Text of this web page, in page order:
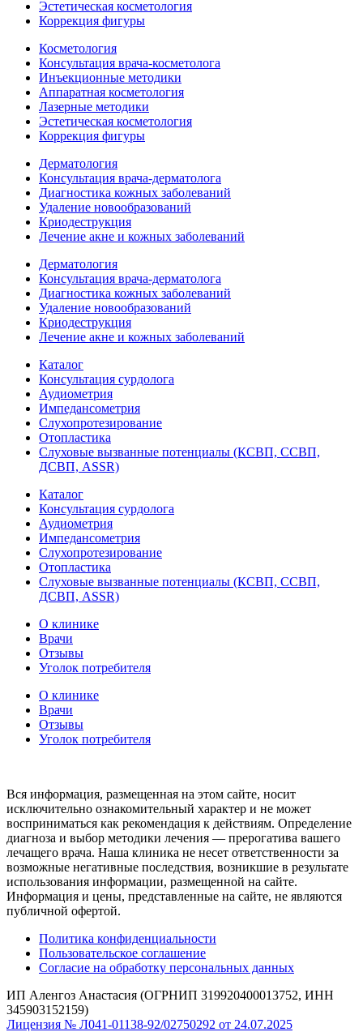
Эстетическая косметология
Коррекция фигуры
Косметология
Консультация врача-косметолога
Инъекционные методики
Аппаратная косметология
Лазерные методики
Эстетическая косметология
Коррекция фигуры
Дерматология
Консультация врача-дерматолога
Диагностика кожных заболеваний
Удаление новообразований
Криодеструкция
Лечение акне и кожных заболеваний
Дерматология
Консультация врача-дерматолога
Диагностика кожных заболеваний
Удаление новообразований
Криодеструкция
Лечение акне и кожных заболеваний
Каталог
Консультация сурдолога
Аудиометрия
Импедансометрия
Слухопротезирование
Отопластика
Слуховые вызванные потенциалы (КСВП, ССВП,
ДСВП, ASSR)
Каталог
Консультация сурдолога
Аудиометрия
Импедансометрия
Слухопротезирование
Отопластика
Слуховые вызванные потенциалы (КСВП, ССВП,
ДСВП, ASSR)
О клинике
Врачи
Отзывы
Уголок потребителя
О клинике
Врачи
Отзывы
Уголок потребителя
Вся информация, размещенная на этом сайте, носит
исключительно ознакомительный характер и не может
восприниматься как рекомендация к действиям. Определение
диагноза и выбор методики лечения — прерогатива вашего
лечащего врача. Наша клиника не несет ответственности за
возможные негативные последствия, возникшие в результате
использования информации, размещенной на сайте.
Информация и цены, представленные на сайте, не являются
публичной офертой.
Политика конфиденциальности
Пользовательское соглашение
Согласие на обработку персональных данных
ИП Аленгоз Анастасия (ОГРНИП 319920400013752, ИНН
345903152159)
Лицензия № Л041-01138-92/02750292 от 24.07.2025